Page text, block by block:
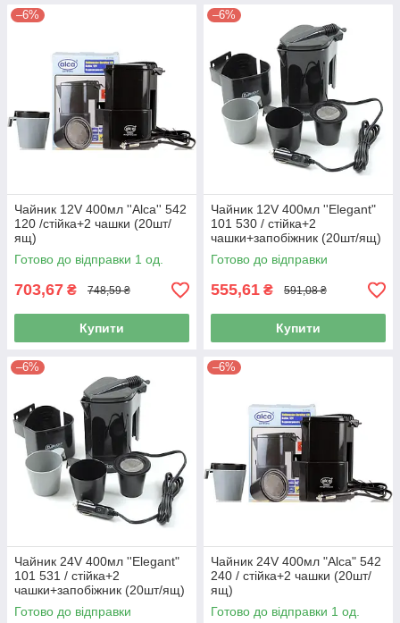
–6%
Чайник 12V 400мл ''Alca'' 542
120 /стійка+2 чашки (20шт/
ящ)
Готово до відправки 1 од.
703,67 ₴ 748,59 ₴
Купити
–6%
Чайник 12V 400мл ''Elegant"
101 530 / стійка+2
чашки+запобіжник (20шт/ящ)
Готово до відправки
555,61 ₴ 591,08 ₴
Купити
–6%
Чайник 24V 400мл ''Elegant"
101 531 / стійка+2
чашки+запобіжник (20шт/ящ)
Готово до відправки
–6%
Чайник 24V 400мл "Alca" 542
240 / стійка+2 чашки (20шт/
ящ)
Готово до відправки 1 од.